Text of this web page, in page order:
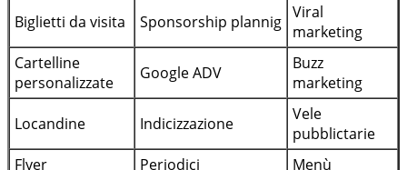
Biglietti da visita Sponsorship plannig Viral
marketing
Cartelline
personalizzate
Google ADV
Buzz
marketing
Locandine Indicizzazione
Vele
pubblictarie
Flyer
Periodici
Menù